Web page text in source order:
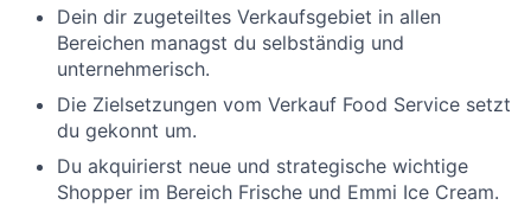
Dein dir zugeteiltes Verkaufsgebiet in allen
Bereichen managst du selbständig und
unternehmerisch.
Die Zielsetzungen vom Verkauf Food Service setzt
du gekonnt um.
Du akquirierst neue und strategische wichtige
Shopper im Bereich Frische und Emmi Ice Cream.